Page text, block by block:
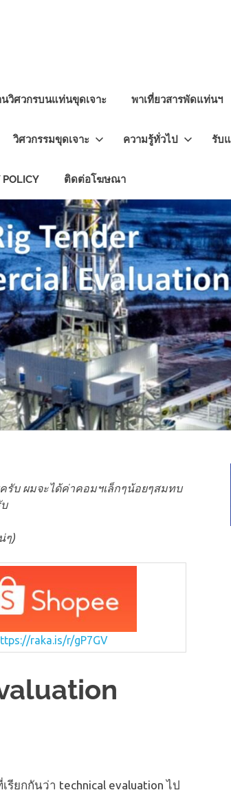
นวิศวกรบนแท่นขุดเจาะ พาเที่ยวสารพัดแท่นฯ
วิศวกรรมขุดเจาะ ความรู้ทั่วไป รับ
POLICY ติดต่อโฆษณา
รับ ผมจะได้ค่าคอมฯเล็กๆน้อยๆสมทบ
ๆ)
raka.is/r/gP7GV
รียกกันว่า technical evaluation ไป